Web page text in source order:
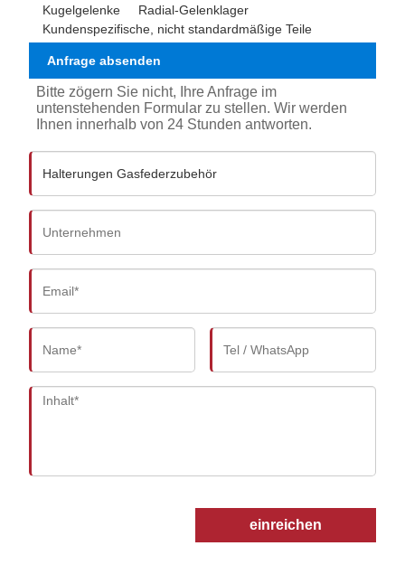
Kugelgelenke
Radial-Gelenklager
Kundenspezifische, nicht standardmäßige Teile
Anfrage absenden
Bitte zögern Sie nicht, Ihre Anfrage im
untenstehenden Formular zu stellen. Wir werden
Ihnen innerhalb von 24 Stunden antworten.
einreichen